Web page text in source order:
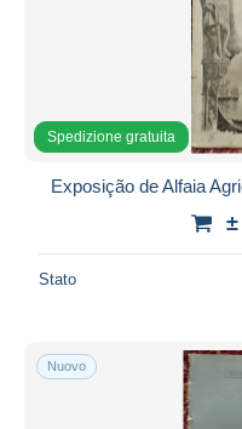
Spedizione gratuita
Exposição de Alfaia
Stato
Nuovo